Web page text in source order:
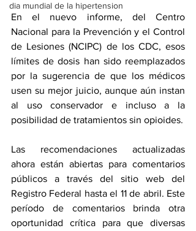
dia mundial de la hipertension
En el nuevo informe, del Centro
Nacional para la Prevención y el Control
de Lesiones (NCIPC) de los CDC, esos
límites de dosis han sido reemplazados
por la sugerencia de que los médicos
usen su mejor juicio, aunque aún instan
al uso conservador e incluso a la
posibilidad de tratamientos sin opioides.
Las recomendaciones actualizadas
ahora están abiertas para comentarios
públicos a través del sitio web del
Registro Federal hasta el 11 de abril. Este
período de comentarios brinda otra
oportunidad crítica para que diversas